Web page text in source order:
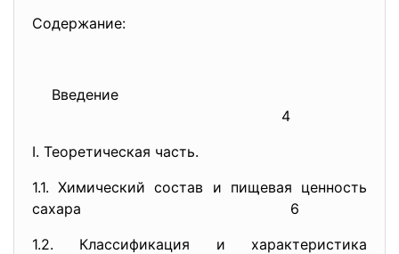
Содержание:
Введение
4
Ι. Теоретическая часть.
1.1. Химический состав и пищевая ценность
сахара
6
1.2. Классификация и характеристика